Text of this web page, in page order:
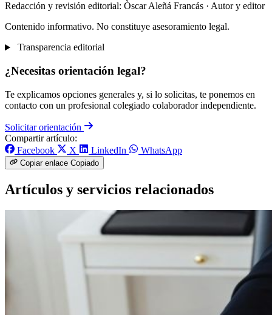
Redacción y revisión editorial: Òscar Aleñá Francás · Autor y editor
Contenido informativo. No constituye asesoramiento legal.
Transparencia editorial
¿Necesitas orientación legal?
Te explicamos opciones generales y, si lo solicitas, te ponemos en
contacto con un profesional colegiado colaborador independiente.
Solicitar orientación
Compartir artículo:
Facebook
X LinkedIn WhatsApp
Copiar enlace Copiado
Artículos y servicios relacionados